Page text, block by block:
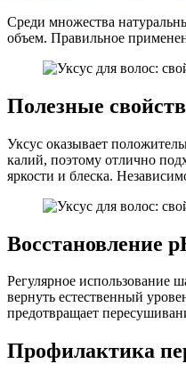
Среди множества
объем. Правильное
Полезные
Уксус оказывает
калий, поэтому отлично
яркости и блеска.
Восстановление
Регулярное использование
вернуть естественный
предотвращает
Профилактика